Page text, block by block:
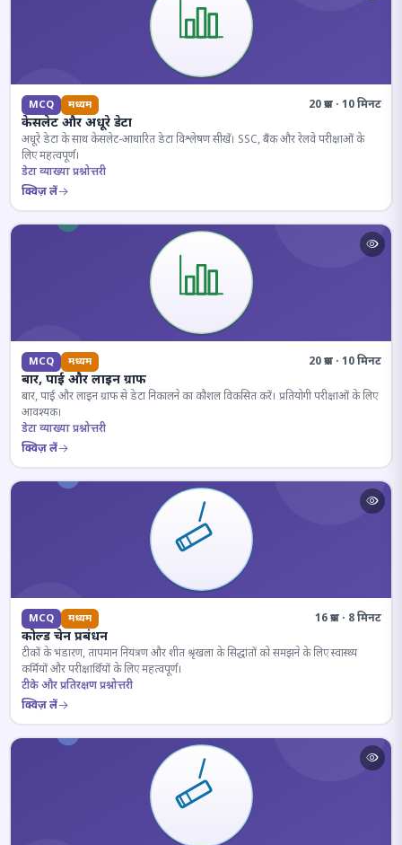
MCQ मध्यम 20 प्रश्न · 10 मिनट
केसलेट और अधूरे डेटा
अधूरे डेटा के साथ केसलेट-आधारित डेटा विश्लेषण सीखें। SSC, बैंक और रेलवे परीक्षाओं के
लिए महत्वपूर्ण।
डेटा व्याख्या प्रश्नोत्तरी
क्विज़ लें
MCQ मध्यम 20 प्रश्न · 10 मिनट
बार, पाई और लाइन ग्राफ
बार, पाई और लाइन ग्राफ से डेटा निकालने का कौशल विकसित करें। प्रतियोगी परीक्षाओं के लिए
आवश्यक।
डेटा व्याख्या प्रश्नोत्तरी
क्विज़ लें
MCQ मध्यम 16 प्रश्न · 8 मिनट
कोल्ड चेन प्रबंधन
टीकों के भंडारण, तापमान नियंत्रण और शीत श्रृंखला के सिद्धांतों को समझने के लिए स्वास्थ्य
कर्मियों और परीक्षार्थियों के लिए महत्वपूर्ण।
टीके और प्रतिरक्षण प्रश्नोत्तरी
क्विज़ लें